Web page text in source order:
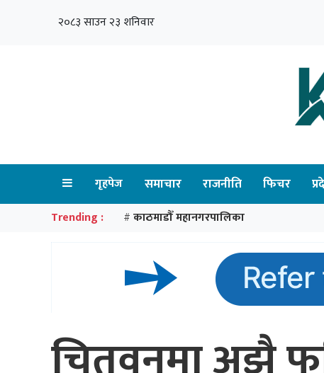
२०८३ साउन २३ शनिवार
गृहपेज समाचार राजनीति फिचर
Trending : # काठमाडौँ महानगरपालिका